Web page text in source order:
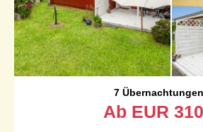
7 Übernachtungen
Ab EUR